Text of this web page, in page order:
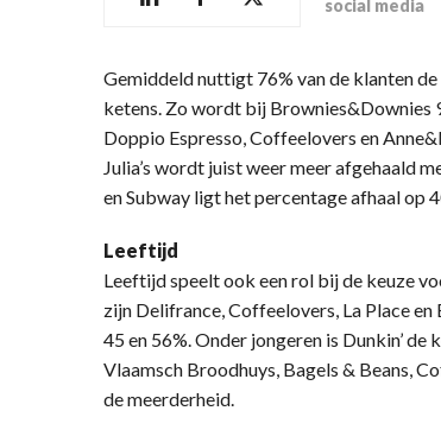
social media
Gemiddeld nuttigt 76% van de klanten
ketens. Zo wordt bij Brownies&Downies
Doppio Espresso, Coffeelovers en
Julia’s wordt juist weer meer afgehaald
en Subway ligt het percentage afhaal op
Leeftijd
Leeftijd speelt ook een rol bij de keuze
zijn Delifrance, Coffeelovers, La Place
45 en 56%. Onder jongeren is Dunkin’
Vlaamsch Broodhuys, Bagels & Beans,
de meerderheid.